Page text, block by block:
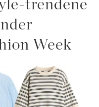
trendene
Week